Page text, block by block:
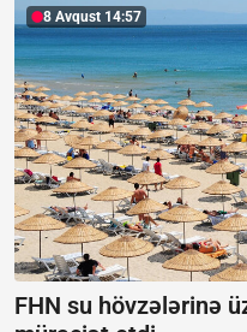
8 Avqust 14:57
FHN su hövzələrinə